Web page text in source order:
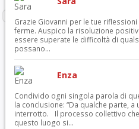
Grazie Giovanni per le tue
ferme. Auspico la risoluzione
essere superate le difficoltà di
possano...
Enza
Condivido ogni singola parola di
la conclusione: “Da qualche parte,
interrotto. Il processo collettivo
questo luogo si...